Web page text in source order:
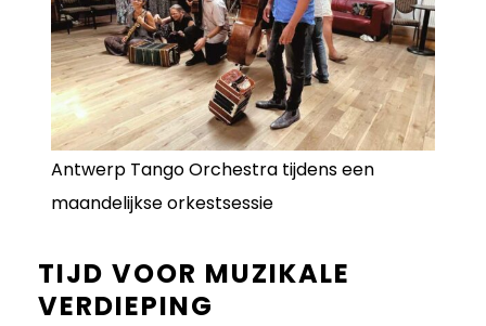
Antwerp Tango Orchestra tijdens een
maandelijkse orkestsessie
TIJD VOOR MUZIKALE
VERDIEPING